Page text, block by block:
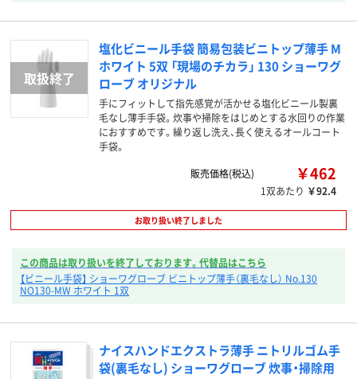
塩化ビニール手袋 簡易包装ビニトップ薄手 M
ホワイト 5双 「現場のチカラ」 130 ショーワグ
ローブ オリジナル
手にフィットして指先感覚が活かせる塩化ビニール製裏
毛なし薄手手袋。炊事や掃除をはじめとする水回りの作業
におすすめです。繰り返し洗え、長く使えるオールコート
手袋。
販売価格(税込)
￥462
1双あたり ￥92.4
お取り扱い終了しました
この商品は取り扱いを終了しております。代替品はこちら
【ビニール手袋】 ショーワグローブ ビニトップ薄手（裏毛なし） No.130
NO130-MW ホワイト 1双
ナイスハンドエクストラ薄手 ニトリルゴム手
袋(裏毛なし) ショーワグローブ 炊事・掃除用